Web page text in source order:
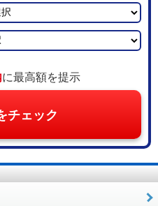
に最高額を提示
チェック